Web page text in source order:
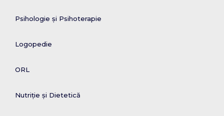
Psihologie și Psihoterapie
Logopedie
ORL
Nutriție și Dietetică